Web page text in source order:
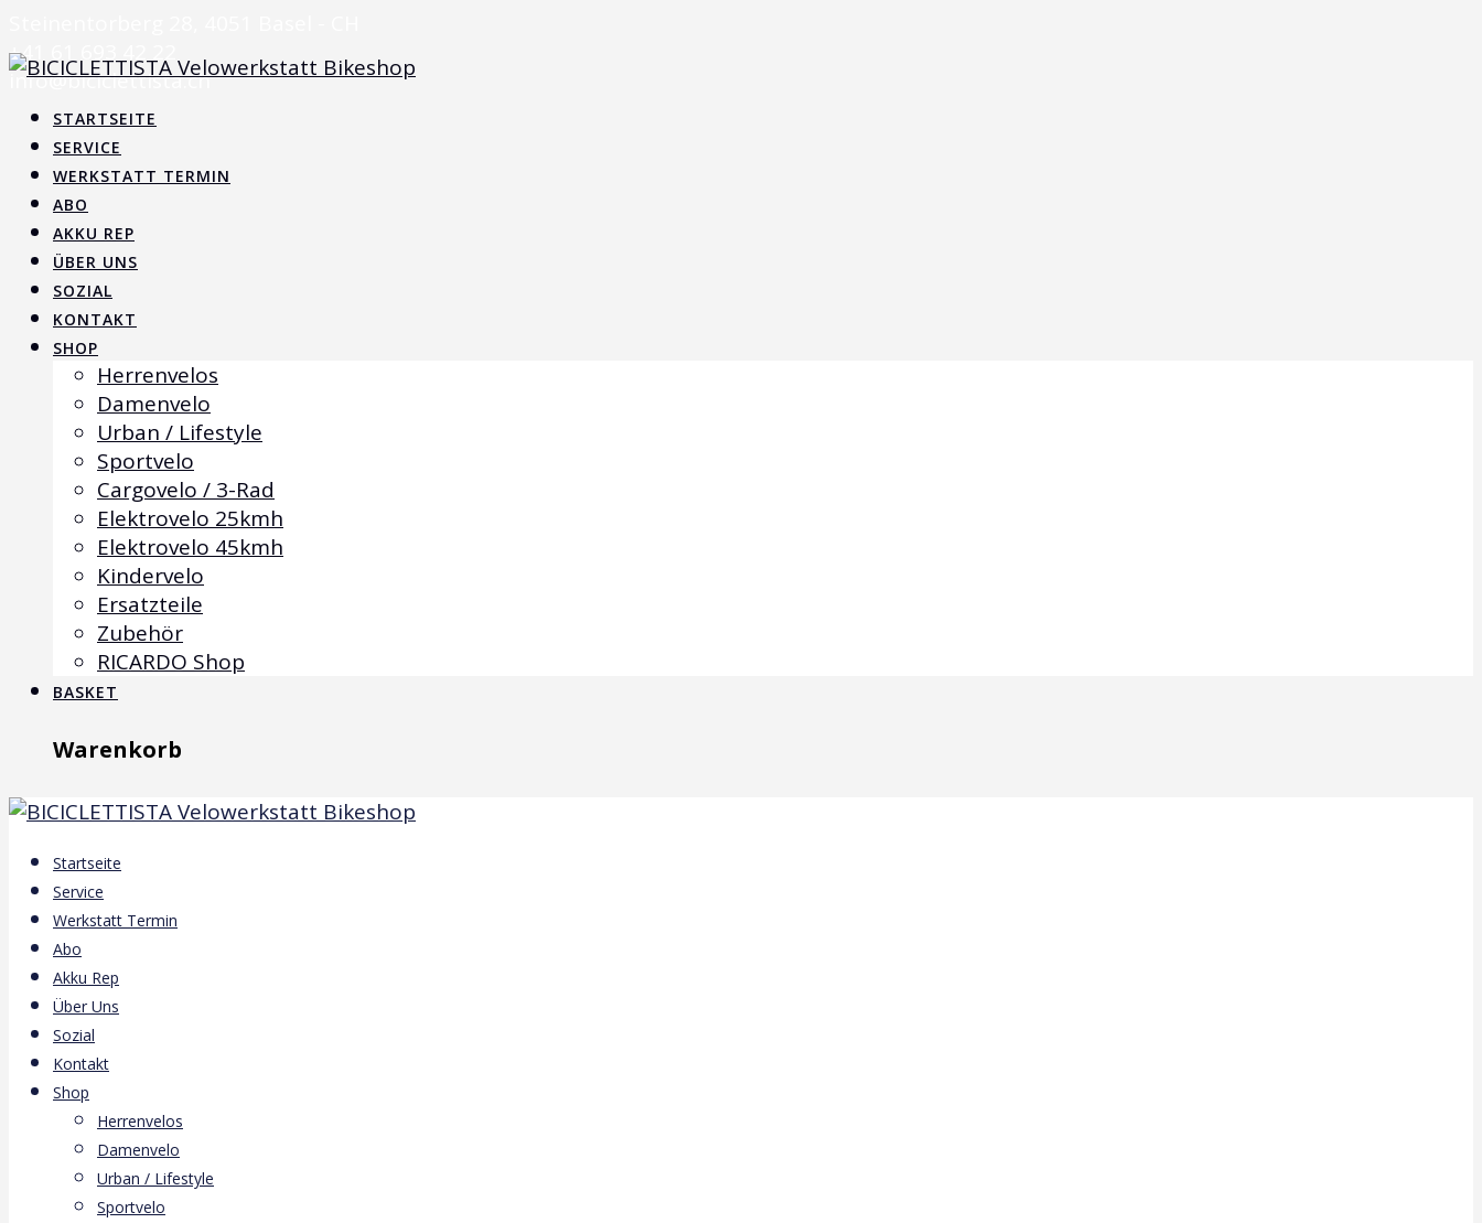
to
content
+41 61 693 42 22
info@biciclettista.ch
STARTSEITE
SERVICE
WERKSTATT TERMIN
ABO
AKKU REP
ÜBER UNS
SOZIAL
KONTAKT
SHOP
Herrenvelos
Damenvelo
Urban / Lifestyle
Sportvelo
Cargovelo / 3-Rad
Elektrovelo 25kmh
Elektrovelo 45kmh
Kindervelo
Ersatzteile
Zubehör
RICARDO Shop
BASKET
Warenkorb
Startseite
Service
Werkstatt Termin
Abo
Akku Rep
Über Uns
Sozial
Kontakt
Shop
Herrenvelos
Damenvelo
Urban / Lifestyle
Sportvelo